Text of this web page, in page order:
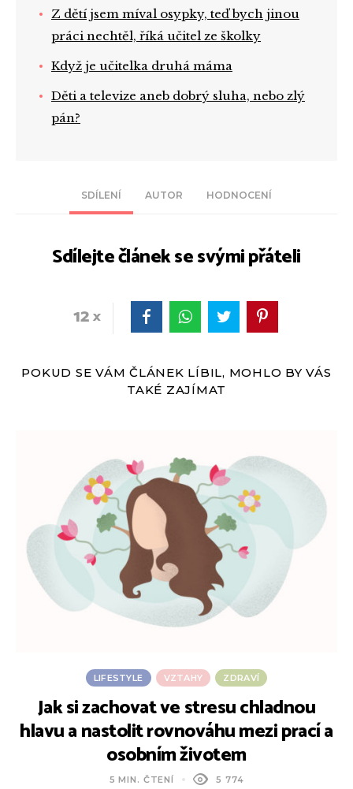
SDÍLENÍ AUTOR HODNOCENÍ
Sdílejte článek se svými přáteli
12
Z dětí jsem míval osypky, teď bych jinou
práci nechtěl, říká učitel ze školky
Když je učitelka druhá máma
Děti a televize aneb dobrý sluha, nebo zlý
pán?
POKUD SE VÁM ČLÁNEK LÍBIL, MOHLO BY VÁS
TAKÉ ZAJÍMAT
LIFESTYLE VZTAHY ZDRAVÍ
Jak si zachovat ve stresu chladnou
hlavu a nastolit rovnováhu mezi prací a
osobním životem
5 MIN. ČTENÍ 5 774